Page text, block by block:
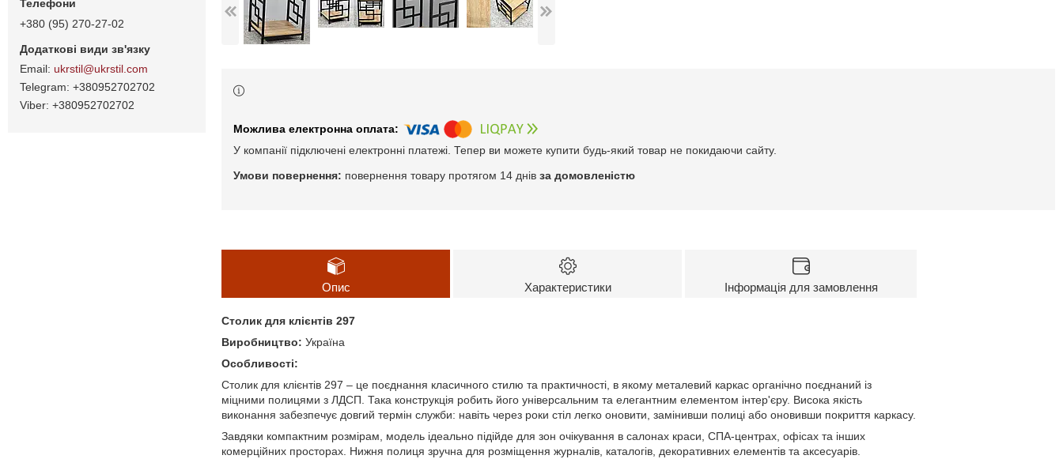
У компанії підключені електронні платежі. Тепер ви можете купити будь-який товар не покидаючи сайту.
повернення товару протягом 14 днів за домовленістю
Опис Характеристики Інформація для замовлення
Столик для клієнтів 297
Виробництво: Україна
Особливості:
Столик для клієнтів 297 – це поєднання класичного стилю та практичності, в якому металевий каркас органічно поєднаний із
міцними полицями з ЛДСП. Така конструкція робить його універсальним та елегантним елементом інтер'єру. Висока якість
виконання забезпечує довгий термін служби: навіть через роки стіл легко оновити, замінивши полиці або оновивши покриття каркасу.
Завдяки компактним розмірам, модель ідеально підійде для зон очікування в салонах краси, СПА-центрах, офісах та інших
комерційних просторах. Нижня полиця зручна для розміщення журналів, каталогів, декоративних елементів та аксесуарів.
+380 (95) 270-27-02
ukrstil@ukrstil.com
+380952702702
+380952702702